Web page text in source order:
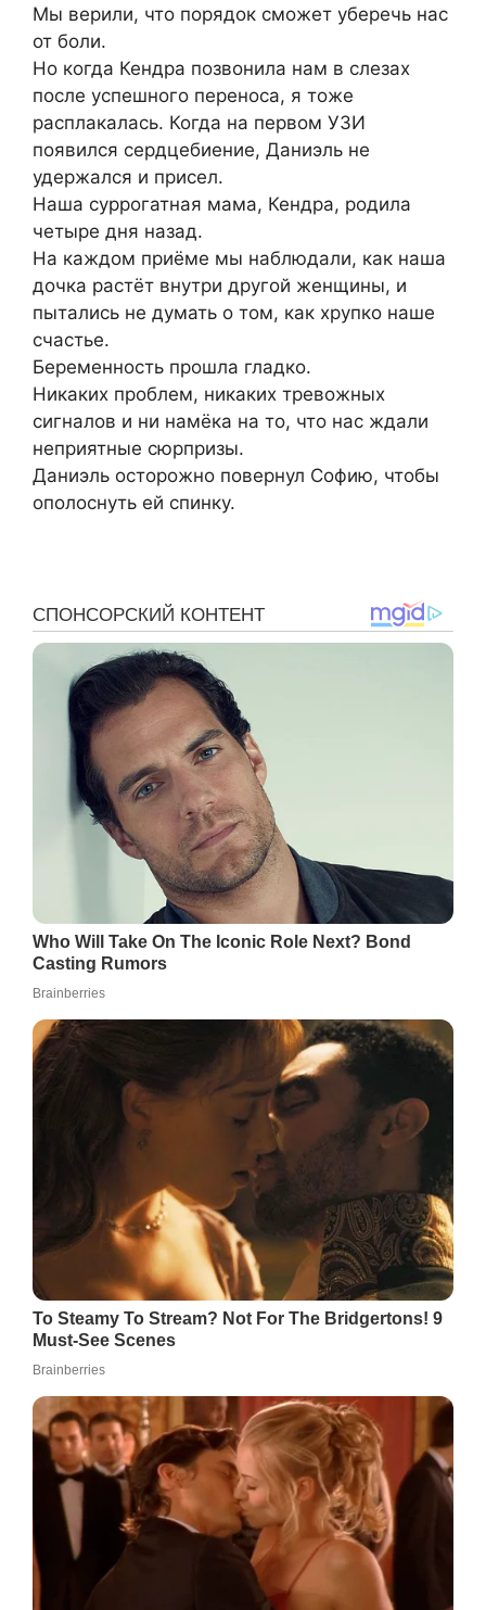
Мы верили, что порядок сможет уберечь нас
от боли.
Но когда Кендра позвонила нам в слезах
после успешного переноса, я тоже
расплакалась. Когда на первом УЗИ
появился сердцебиение, Даниэль не
удержался и присел.
Наша суррогатная мама, Кендра, родила
четыре дня назад.
На каждом приёме мы наблюдали, как наша
дочка растёт внутри другой женщины, и
пытались не думать о том, как хрупко наше
счастье.
Беременность прошла гладко.
Никаких проблем, никаких тревожных
сигналов и ни намёка на то, что нас ждали
неприятные сюрпризы.
Даниэль осторожно повернул Софию, чтобы
ополоснуть ей спинку.